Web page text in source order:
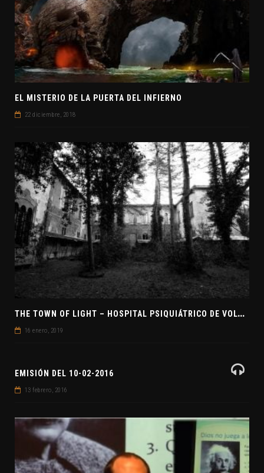
EL MISTERIO DE LA PUERTA DEL INFIERNO
22 diciembre, 2018
T
HE TOWN OF LIGHT – HOSPITAL PSIQUIÁTRICO DE VOLTERRA
16 enero, 2019
EMISIÓN DEL 10-02-2016
13 febrero, 2016